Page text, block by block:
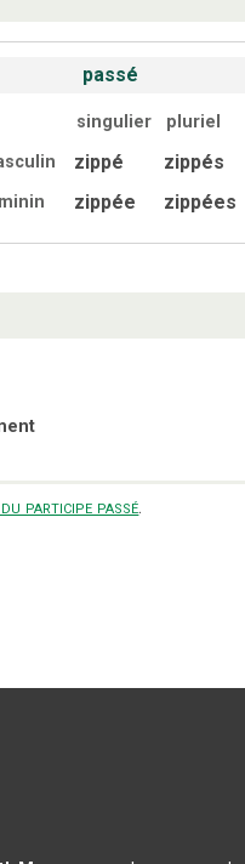
passé
singulier
pluriel
zippé zippés
zippée zippées
participe passé.